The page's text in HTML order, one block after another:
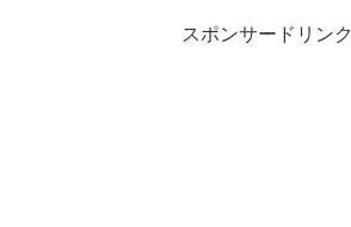
スポンサードリンク